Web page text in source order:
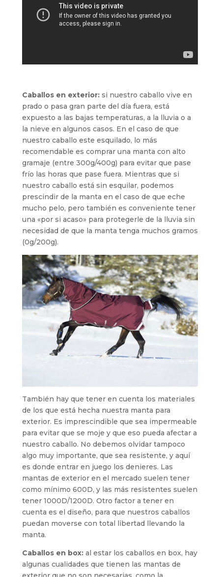
Caballos en exterior: si nuestro caballo vive en
prado o pasa gran parte del día fuera, está
expuesto a las bajas temperaturas, a la lluvia o a
la nieve en algunos casos. En el caso de que
nuestro caballo este esquilado, lo más
recomendable es comprar una manta con alto
gramaje (entre 300g/400g) para evitar que pase
frío las horas que pase fuera. Mientras que si
nuestro caballo está sin esquilar, podemos
prescindir de la manta en el caso de que eche
mucho pelo, pero también es conveniente tener
una «por si acaso» para protegerle de la lluvia sin
necesidad de que la manta tenga muchos gramos
(0g/200g).
También hay que tener en cuenta los materiales
de los que está hecha nuestra manta para
exterior. Es imprescindible que sea impermeable
para evitar que se moje y que eso pueda afectar a
nuestro caballo. No debemos olvidar tampoco
algo muy importante, que sea resistente, y aquí
es donde entrar en juego los denieres. Las
mantas de exterior en el mercado suelen tener
como mínimo 600D, y las más resistentes suelen
tener 1000D/1200D. Otro factor a tener en
cuenta es el diseño, para que nuestros caballos
puedan moverse con total libertad llevando la
manta.
Caballos en box:al estar los caballos en box, hay
algunas cualidades que tienen las mantas de